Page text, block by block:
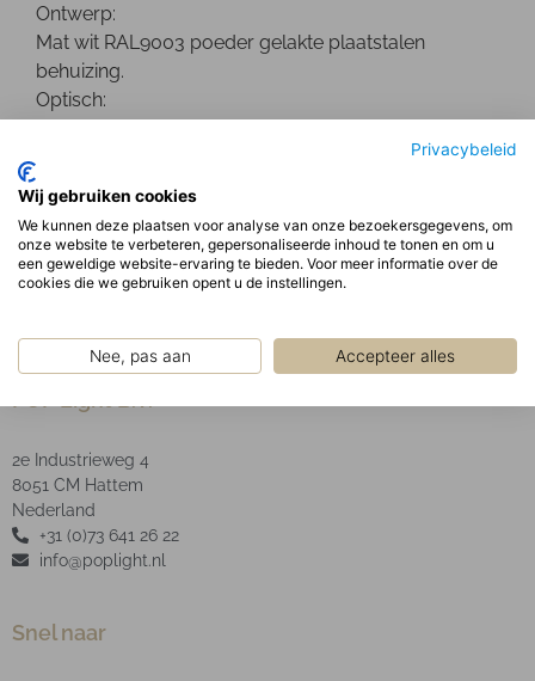
Privacybeleid
Wij gebruiken cookies
We kunnen deze plaatsen voor analyse van onze bezoekersgegevens, om
onze website te verbeteren, gepersonaliseerde inhoud te tonen en om u
een geweldige website-ervaring te bieden. Voor meer informatie over de
cookies die we gebruiken opent u de instellingen.
Nee, pas aan Accepteer alles
Ontwerp:
Mat wit RAL9003 poeder gelakte plaatstalen
behuizing.
Optisch:
garandeert een uniforme schaduwvrije verlichting
uit het armatuur. De behuizing wordt gemonteerd
LED type: SMD.
2e Industrieweg 4
8051 CM Hattem
Nederland
+31 (0)73 641 26 22
info@poplight.nl
Snel naar